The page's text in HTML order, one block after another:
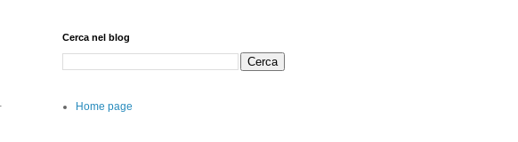
Cerca nel blog
Home page